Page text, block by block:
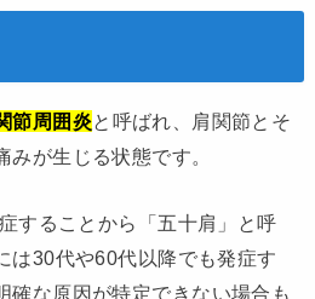
節周囲炎と呼ばれ、肩関節とそ
が生じる状態です。
することから「五十肩」と呼
は30代や60代以降でも発症す
確な原因が特定できない場合も